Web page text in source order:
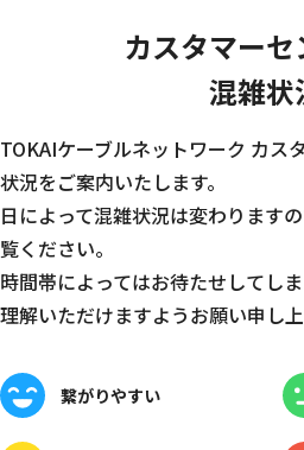
カスタマー
混雑状
TOKAIケーブルネットワーク カス
状況をご案内いたします。
日によって混雑状況は変わります
覧ください。
時間帯によってはお待たせしてし
理解いただけますようお願い申し上
繋がりやすい